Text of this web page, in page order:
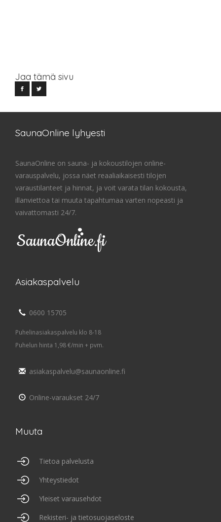
Jaa tämä sivu
SaunaOnline lyhyesti
SaunaOnline on sauna- ja kokoustilojen online-
varauspalvelu, jossa näet reaaliaikaisesti tilojen
varaustilanteet ja hinnat, ja voit varata tilan kokousta,
illanviettoa tai muuta tapahtumaa varten nopeasti ja
vaivattomasti 24/7.
Asiakaspalvelu
0600 15705
Puhelinasiakaspalvelu klo 8-18
Puhelun hinta 1,98 €/min + pvm.
asiakaspalvelu@saunaonline.fi
Online-varaukset 24/7
Muuta
Tietoa palvelusta
Yhteystiedot
Yleiset varausehdot
Rekisteri- ja tietosuojaseloste